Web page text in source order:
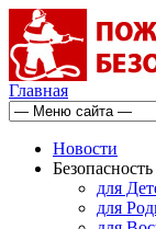
Главная
Новости
Безопасность
для
для